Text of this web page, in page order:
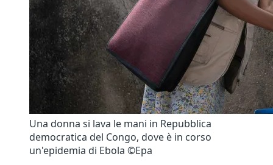
Una donna si lava le mani in Repubblica
democratica del Congo, dove è in corso
un'epidemia di Ebola ©Epa